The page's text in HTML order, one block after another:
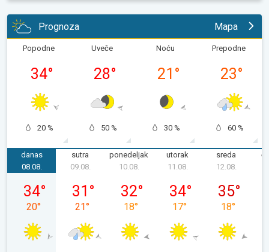
Prognoza Mapa
Popodne
34°
20 %
Uveče
28°
50 %
Noću
21 °
30 %
Prepodne
23°
60 %
danas
subota, 08. 08.
08.08.
34°
20°
sutra
nedelja, 09. 08.
09.08.
31 °
21°
ponedeljak
ponedeljak, 10. 08.
10.08.
32°
18°
utorak
utorak, 11. 08.
11.08.
34°
17°
sreda
sreda, 12.
12.08.
35°
18°